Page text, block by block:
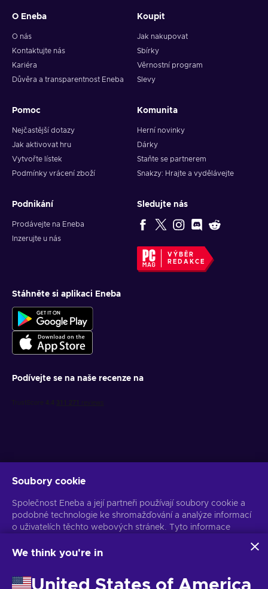
O Eneba
O nás
Kontaktujte nás
Kariéra
Důvěra a transparentnost Eneba
Koupit
Jak nakupovat
Sbírky
Věrnostní program
Slevy
Pomoc
Nejčastější dotazy
Jak aktivovat hru
Vytvořte lístek
Podmínky vrácení zboží
Komunita
Herní novinky
Dárky
Staňte se partnerem
Snakzy: Hrajte a vydělávejte
Podnikání
Prodávejte na Eneba
Inzerujte u nás
Sledujte nás
VÝBĚR
REDAKCE
Stáhněte si aplikaci Eneba
Podívejte se na naše recenze na
Získejte personalizované nabídky her
Předplatit
Z odběru se můžete kdykoli odhlásit. Více informací naleznete v
Soubory cookie
Společnost Eneba a její partneři používají soubory cookie a
podobné technologie ke shromažďování a analýze informací
o uživatelích těchto webových stránek. Tyto informace
stránkách. Vaše osobní údaje mohou být také použity k
Kliknutím na tlačítko „Přijmout vše“ souhlasíte s používáním
těchto technologií společností Eneba a jejími partnery. Svůj
We think you're in
United States of America